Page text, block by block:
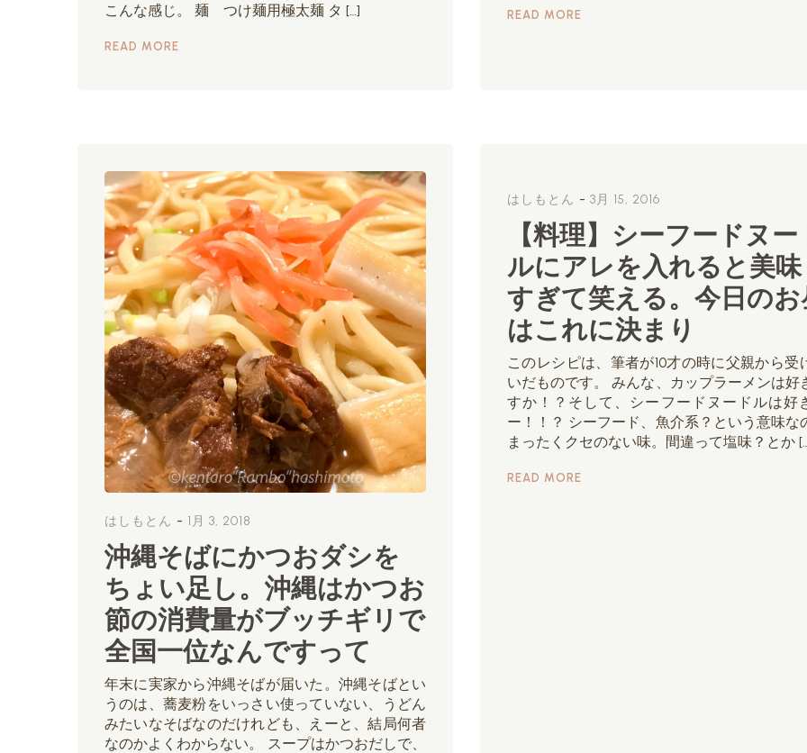
こんな感じ。 麺 つけ麺用極太麺 タ […]
READ MORE
READ MORE
はしもとん - 1月 3, 2018
沖縄そばにかつおダシを
ちょい足し。沖縄はかつお
節の消費量がブッチギリで
全国一位なんですって
年末に実家から沖縄そばが届いた。沖縄そばとい
うのは、蕎麦粉をいっさい使っていない、うどん
みたいなそばなのだけれども、えーと、結局何者
なのかよくわからない。 スープはかつおだしで、
はしもとん - 3月 15, 2016
【料理】シーフードヌー
ルにアレを入れると美味
すぎて笑える。今日のお
はこれに決まり
このレシピは、筆者が10才の時に父親から受
いだものです。 みんな、カップラーメンは好
すか！？そして、シーフードヌードルは好
ー！！？ シーフード、魚介系？という意味な
まったくクセのない味。間違って塩味？とか
READ MORE